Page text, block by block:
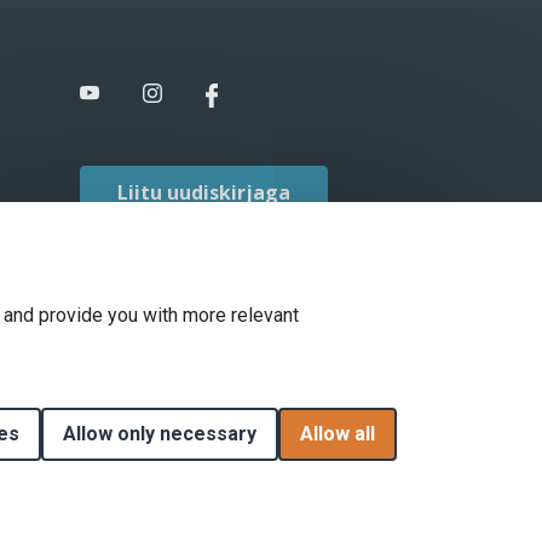
Liitu uudiskirjaga
provide you with more relevant
Allow only necessary Allow all